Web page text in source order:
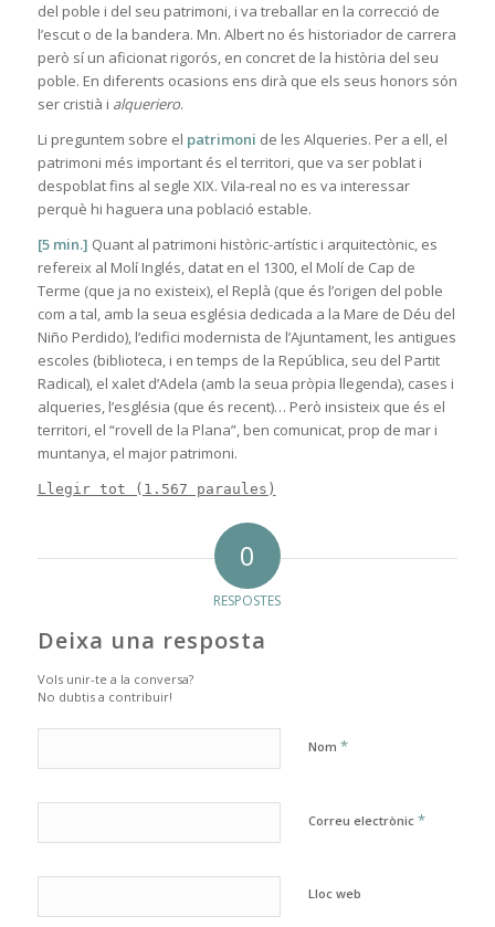
del poble i del seu patrimoni, i va treballar en la correcció de
l’escut o de la bandera. Mn. Albert no és historiador de carrera
però sí un aficionat rigorós, en concret de la història del seu
poble. En diferents ocasions ens dirà que els seus honors són
ser cristià i alqueriero.
Li preguntem sobre el patrimoni de les Alqueries. Per a ell, el
patrimoni més important és el territori, que va ser poblat i
despoblat fins al segle XIX. Vila-real no es va interessar
perquè hi haguera una població estable.
[5 min.] Quant al patrimoni històric-artístic i arquitectònic, es
refereix al Molí Inglés, datat en el 1300, el Molí de Cap de
Terme (que ja no existeix), el Replà (que és l’origen del poble
com a tal, amb la seua església dedicada a la Mare de Déu del
Niño Perdido), l’edifici modernista de l’Ajuntament, les antigues
escoles (biblioteca, i en temps de la República, seu del Partit
Radical), el xalet d’Adela (amb la seua pròpia llegenda), cases i
alqueries, l’església (que és recent)… Però insisteix que és el
territori, el “rovell de la Plana”, ben comunicat, prop de mar i
muntanya, el major patrimoni.
Llegir tot (1.567 paraules)
0
RESPOSTES
Deixa una resposta
Vols unir-te a la conversa?
No dubtis a contribuir!
Nom *
Correu electrònic *
Lloc web